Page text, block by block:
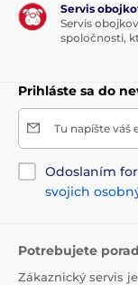
Servis
Servis
spoločnosti,
Prihláste sa do
Tu napíšte váš
Odoslaním
svojich
Potrebujete
Zákaznický servis